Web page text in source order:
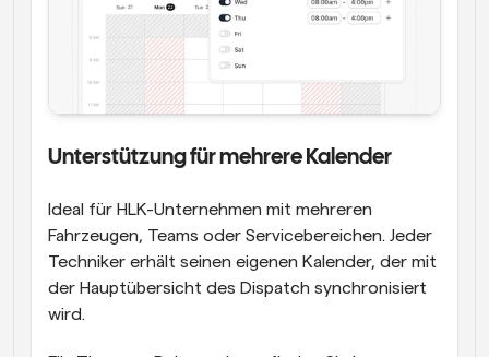
Unterstützung für mehrere Kalender
Ideal für HLK-Unternehmen mit mehreren
Fahrzeugen, Teams oder Servicebereichen. Jeder
Techniker erhält seinen eigenen Kalender, der mit
der Hauptübersicht des Dispatch synchronisiert
wird.